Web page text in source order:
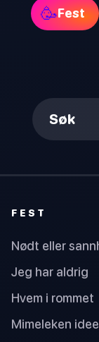
🥳Fest
Søk
FEST
Nødt eller
Jeg har aldrig
Hvem i rommet
Mimeleken